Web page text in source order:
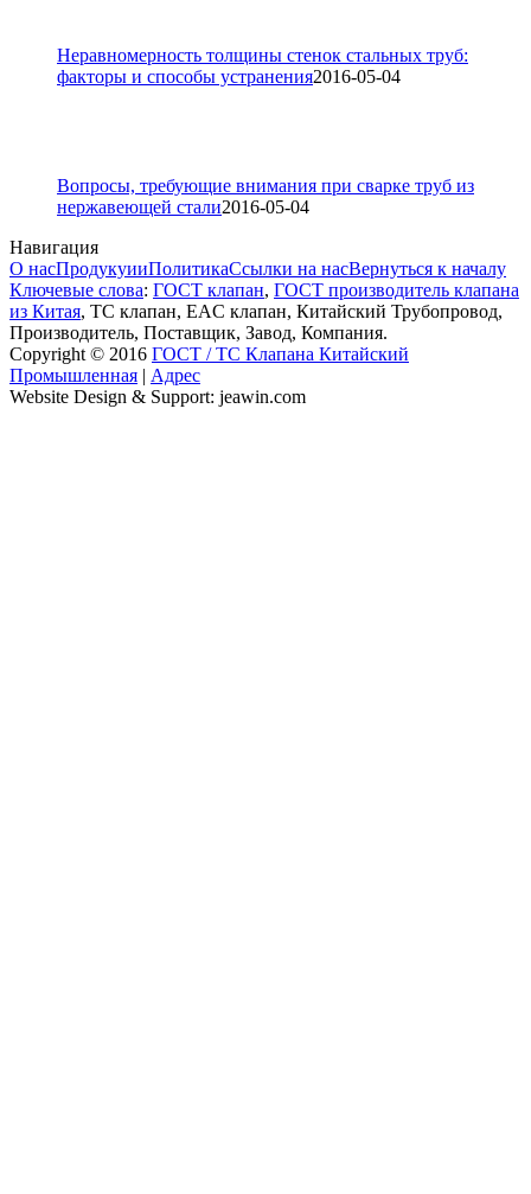
Неравномерность толщины стенок стальных труб:
факторы и способы устранения2016-05-04
Вопросы, требующие внимания при сварке труб из
нержавеющей стали2016-05-04
Навигация
О насПродукуииПолитикаСсылки на насВернуться к началу
Ключевые слова: ГОСТ клапан, ГОСТ производитель клапана
из Китая, ТС клапан, EAC клапан, Китайский Трубопровод,
Производитель, Поставщик, Завод, Компания.
Copyright © 2016 ГОСТ / ТС Клапана Китайский
Промышленная | Адрес
Website Design & Support: jeawin.com